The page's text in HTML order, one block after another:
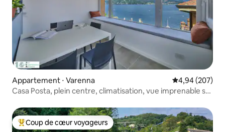
Appartement ⋅ Varenna Évaluation
4,94 (207)
Casa Posta, plein centre, climatisation, vue imprenable sur
Coups de cœur voyageurs les plus appréciés
Coup de cœur voyageurs